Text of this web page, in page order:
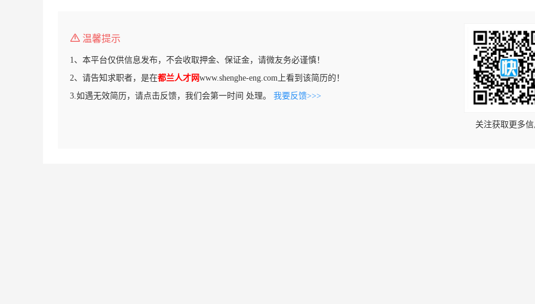
温馨提示
1、本平台仅供信息发布，不会收取押金、保证金，请微友务必谨慎！
2、请告知求职者，是在都兰人才网www.shenghe-eng.com上看到该简历的！
3.如遇无效简历，请点击反馈，我们会第一时间 处理。 我要反馈>>>
关注获取更多信